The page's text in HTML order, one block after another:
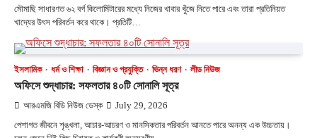
মৌমাছি সাধারণত ৬২ বর্গ কিলোমিটারের মধ্যে নিজের খাবার খুঁজে নিতে পারে এবং তারা প্রতিনিয়ত
খাদ্যের উৎস পরিবর্তন করে থাকে। প্রতিটি…
ইসলামিক ধর্ম ও শিক্ষা বিজ্ঞান ও প্রযুক্তি ভিন্ন ধরণ লীড নিউজ
অফিসে শুদ্ধাচার: সফলতার ৪০টি সোনালি সূত্র
আরএমজি বিডি নিউজ ডেস্ক July 29, 2026
পেশাগত জীবনে শৃঙ্খলা, আচার-আচরণ ও মানসিকতার পরিবর্তন আনতে পারে অনন্য এক উচ্চতায়।